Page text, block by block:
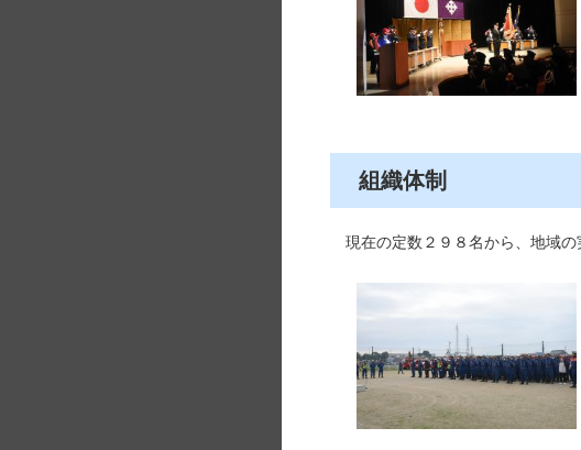
組織体制
現在の定数２９８名から、地域の